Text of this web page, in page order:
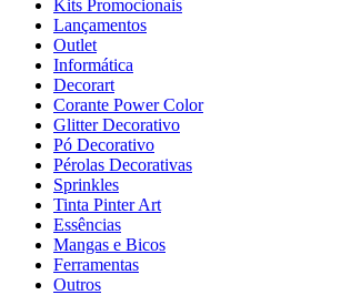
Kits Promocionais
Lançamentos
Outlet
Informática
Decorart
Corante Power Color
Glitter Decorativo
Pó Decorativo
Pérolas Decorativas
Sprinkles
Tinta Pinter Art
Essências
Mangas e Bicos
Ferramentas
Outros